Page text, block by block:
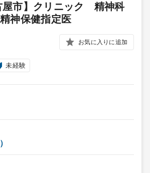
屋市】クリニック 精神科
神保健指定医
お気に入りに追加
未経験